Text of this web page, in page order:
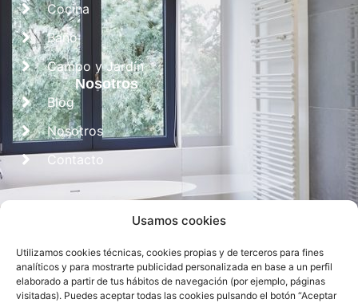
Usamos cookies
Utilizamos cookies técnicas, cookies propias y de terceros para fines
analíticos y para mostrarte publicidad personalizada en base a un perfil
elaborado a partir de tus hábitos de navegación (por ejemplo, páginas
visitadas). Puedes aceptar todas las cookies pulsando el botón “Aceptar
Cocina
Baño
Campo y Jardín
Nosotros
Blog
Nosotros
Contacto